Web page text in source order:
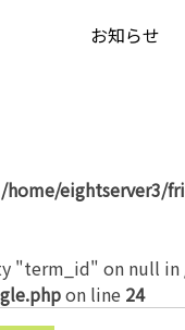
お知らせ
/home/eightserver3/
"term_id" on null in
on line 24